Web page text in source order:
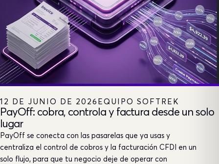
12 DE JUNIO DE 2026 EQUIPO SOFTREK
PayOff: cobra, controla y factura desde un solo
lugar
PayOff se conecta con las pasarelas que ya usas y
centraliza el control de cobros y la facturación CFDI en un
solo flujo, para que tu negocio deje de operar con